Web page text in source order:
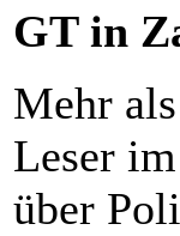
GT in
Mehr
Leser
über